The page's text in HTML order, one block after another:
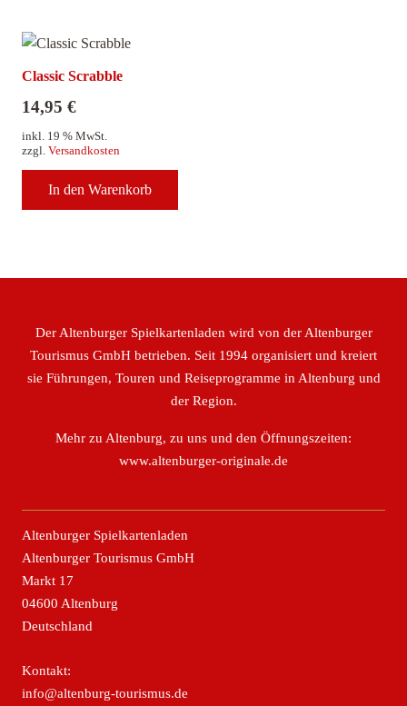
Classic Scrabble
14,95 €
inkl. 19 % MwSt.
zzgl. Versandkosten
In den Warenkorb
Der Altenburger Spielkartenladen wird von der Altenburger
Tourismus GmbH betrieben. Seit 1994 organisiert und kreiert
sie Führungen, Touren und Reiseprogramme in Altenburg und
der Region.
Mehr zu Altenburg, zu uns und den Öffnungszeiten:
www.altenburger-originale.de
Altenburger Spielkartenladen
Altenburger Tourismus GmbH
Markt 17
04600 Altenburg
Deutschland
Kontakt:
info@altenburg-tourismus.de